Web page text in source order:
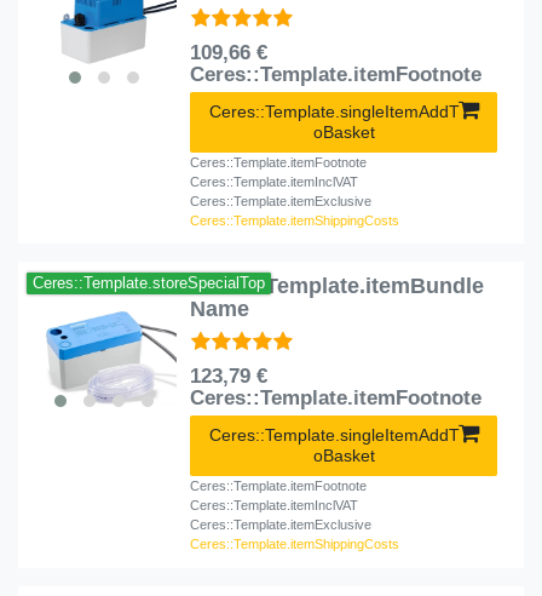
109,66 €
Ceres::Template.itemFootnote
Ceres::Template.singleItemAddT
oBasket
Ceres::Template.itemFootnote
Ceres::Template.itemInclVAT
Ceres::Template.itemExclusive
Ceres::Template.itemShippingCosts
Ceres::Template.storeSpecialTopCeres::Template.itemBundle
Name
123,79 €
Ceres::Template.itemFootnote
Ceres::Template.singleItemAddT
oBasket
Ceres::Template.itemFootnote
Ceres::Template.itemInclVAT
Ceres::Template.itemExclusive
Ceres::Template.itemShippingCosts